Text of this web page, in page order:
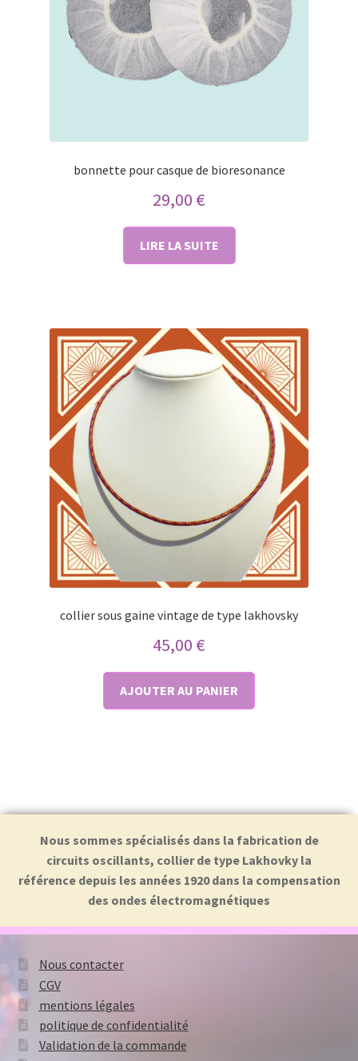
bonnette pour casque de bioresonance
29,00 €
LIRE LA SUITE
collier sous gaine vintage de type lakhovsky
45,00 €
AJOUTER AU PANIER
Nous sommes spécialisés dans la fabrication de
circuits oscillants, collier de type Lakhovky la
référence depuis les années 1920 dans la compensation
des ondes électromagnétiques
Nous contacter
CGV
mentions légales
politique de confidentialité
Validation de la commande